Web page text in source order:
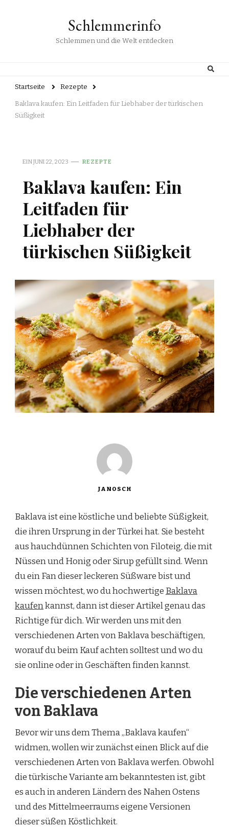
Schlemmerinfo
Schlemmen und die Welt entdecken
Startseite Rezepte
Baklava kaufen: Ein Leitfaden für Liebhaber der türkischen
Süßigkeit
EINJUNI 22, 2023 REZEPTE
Baklava kaufen: Ein
Leitfaden für
Liebhaber der
türkischen Süßigkeit
JANOSCH
Baklava ist eine köstliche und beliebte Süßigkeit,
die ihren Ursprung in der Türkei hat. Sie besteht
aus hauchdünnen Schichten von Filoteig, die mit
Nüssen und Honig oder Sirup gefüllt sind. Wenn
du ein Fan dieser leckeren Süßware bist und
wissen möchtest, wo du hochwertige Baklava
kaufenkannst, dann ist dieser Artikel genau das
Richtige für dich. Wir werden uns mit den
verschiedenen Arten von Baklava beschäftigen,
worauf du beim Kauf achten solltest und wo du
sie online oder in Geschäften finden kannst.
Die verschiedenen Arten
von Baklava
Bevor wir uns dem Thema „Baklava kaufen“
widmen, wollen wir zunächst einen Blick auf die
verschiedenen Arten von Baklava werfen. Obwohl
die türkische Variante am bekanntesten ist, gibt
es auch in anderen Ländern des Nahen Ostens
und des Mittelmeerraums eigene Versionen
dieser süßen Köstlichkeit.